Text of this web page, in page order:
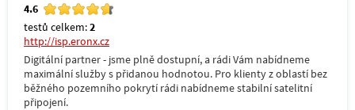
4.6
testů celkem:2
http://isp.eronx.cz
Digitální partner - jsme plně dostupní, a rádi Vám nabídneme
maximální služby s přidanou hodnotou. Pro klienty z oblastí bez
běžného pozemního pokrytí rádi nabídneme stabilní satelitní
připojení.